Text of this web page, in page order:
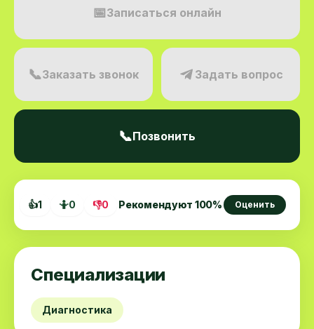
👍1 🤷0 👎0 Рекомендуют 100% Оценить
Специализации
Диагностика
📅Записаться онлайн
📞Заказать звонок Задать вопрос
📞Позвонить